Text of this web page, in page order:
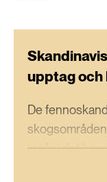
upptag och
De
ingår i det
från